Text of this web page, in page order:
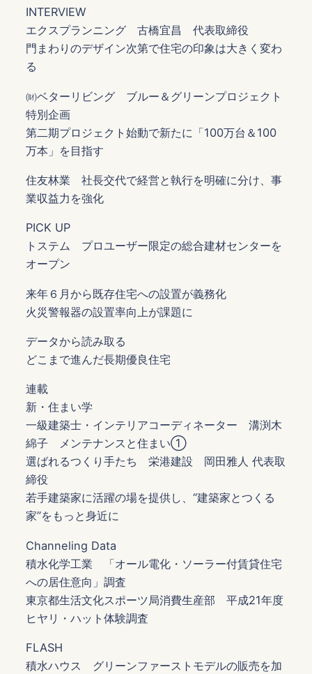
INTERVIEW
エクスプランニング 古橋宜昌 代表取締役
門まわりのデザイン次第で住宅の印象は大きく変わ
る
㈶ベターリビング ブルー＆グリーンプロジェクト
特別企画
第二期プロジェクト始動で新たに「100万台＆100
万本」を目指す
住友林業 社長交代で経営と執行を明確に分け、事
業収益力を強化
PICK UP
トステム プロユーザー限定の総合建材センターを
オープン
来年６月から既存住宅への設置が義務化
火災警報器の設置率向上が課題に
データから読み取る
どこまで進んだ長期優良住宅
連載
新・住まい学
一級建築士・インテリアコーディネーター 溝渕木
綿子 メンテナンスと住まい①
選ばれるつくり手たち 栄港建設 岡田雅人 代表取
締役
若手建築家に活躍の場を提供し、“建築家とつくる
家”をもっと身近に
Channeling Data
積水化学工業 「オール電化・ソーラー付賃貸住宅
への居住意向」調査
東京都生活文化スポーツ局消費生産部 平成21年度
ヒヤリ・ハット体験調査
FLASH
積水ハウス グリーンファーストモデルの販売を加